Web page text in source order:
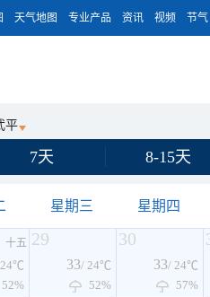
天气地图 专业产品 资讯 视频 节气
平
7天 8-15天
星期三 星期四
十五
52%
29
33/ 24℃
52%
30
33/ 24℃
57%